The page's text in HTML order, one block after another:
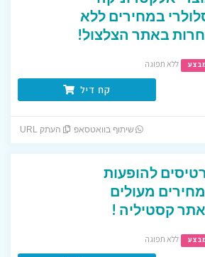
במחירים ללא
באתר הצלצול!
ללא תפוגה
קח דיל
שיתוף בוואטסאפ העתק URL
להופעות
מעולים
קסטיליה !
ללא תפוגה